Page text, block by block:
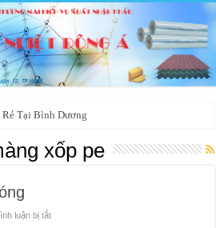
Tại Bình Dương
xốp pe
luận bị tắtở